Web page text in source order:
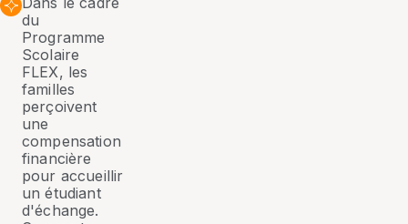
du
Programme
Scolaire
FLEX, les
familles
perçoivent
une
compensation
financière
pour accueillir
un étudiant
d'échange.